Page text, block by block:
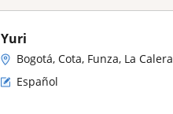
Yuri
Bogotá, Cota, Funza, La Calera
Español